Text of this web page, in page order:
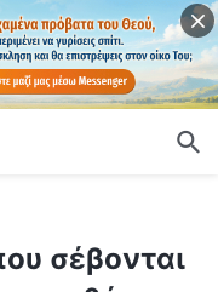
σέβονται